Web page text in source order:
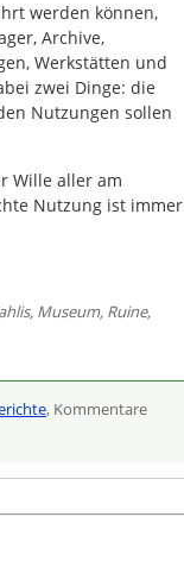
werden können,
Archive,
Werkstätten und
zwei Dinge: die
Nutzungen sollen
Wille aller am
Nutzung ist immer
, Museum, Ruine,
, Kommentare